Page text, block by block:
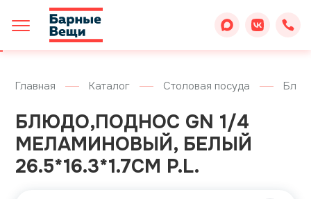
Главная Каталог Столовая посуда
БЛЮДО,ПОДНОС GN 1/4
МЕЛАМИНОВЫЙ, БЕЛЫЙ
26.5*16.3*1.7СМ P.L.